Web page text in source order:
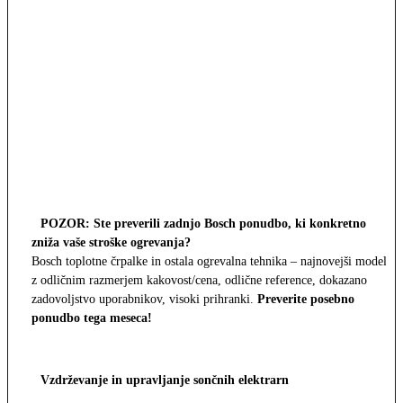
POZOR: Ste preverili zadnjo Bosch ponudbo, ki konkretno
zniža vaše stroške ogrevanja?
Bosch toplotne črpalke in ostala ogrevalna tehnika – najnovejši modeli
z odličnim razmerjem kakovost/cena, odlične reference, dokazano
zadovoljstvo uporabnikov, visoki prihranki. Preverite posebno
ponudbo tega meseca!
Vzdrževanje in upravljanje sončnih elektrarn